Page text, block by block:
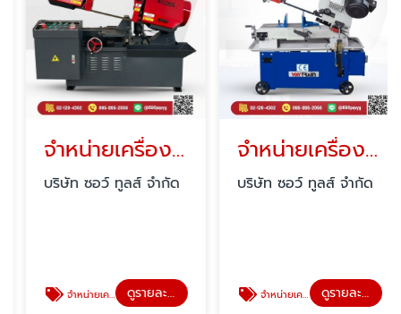
จำหน่ายเครื่องเลื่อย
บริษัท ซอว์ ทูลส์ จำกัด
จำหน่ายเครื่องเลื่อย ดูรายละเอียด
จำหน่ายเครื่องเลื่อยสายพาน
บริษัท ซอว์ ทูลส์ จำกัด
จำหน่ายเครื่องเลื่อยสายพาน ดูรายละเอียด